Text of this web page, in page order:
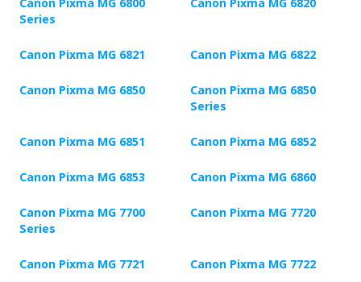
Series
Canon Pixma MG 6821 Canon Pixma MG 6822
Canon Pixma MG 6850
Canon Pixma MG 6850
Series
Canon Pixma MG 6851 Canon Pixma MG 6852
Canon Pixma MG 6853 Canon Pixma MG 6860
Canon Pixma MG 7700
Series
Canon Pixma MG 7720
Canon Pixma MG 7721 Canon Pixma MG 7722